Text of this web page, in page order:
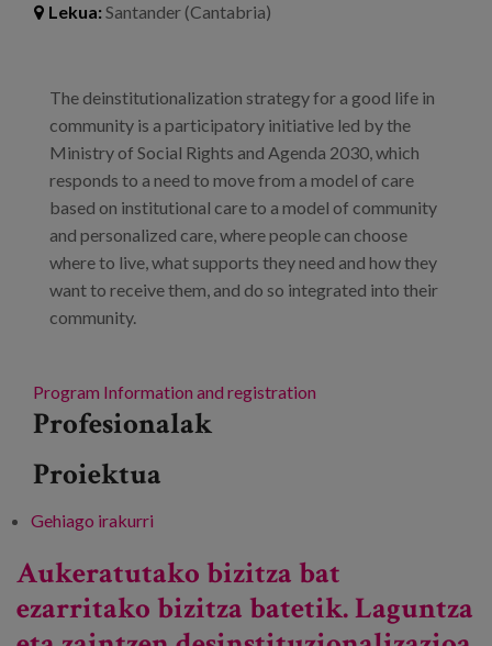
Lekua:Santander (Cantabria)
The deinstitutionalization strategy for a good life in
community is a participatory initiative led by the
Ministry of Social Rights and Agenda 2030, which
responds to a need to move from a model of care
based on institutional care to a model of community
and personalized care, where people can choose
where to live, what supports they need and how they
want to receive them, and do so integrated into their
community.
Program Information and registration
Profesionalak
Proiektua
Gehiago irakurri
buruz
Aukeratutako bizitza bat
ezarritako bizitza batetik. Laguntza